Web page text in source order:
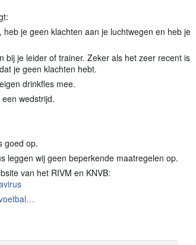
je geen klachten aan je luchtwegen en heb je
bij je leider of trainer. Zeker als het zeer recent is
je geen klachten hebt.
drinkfles mee.
wedstrijd.
goed op.
leggen wij geen beperkende maatregelen op.
van het RIVM en KNVB:
over het nieuwe coronavirus COVID-19. Hier vind je